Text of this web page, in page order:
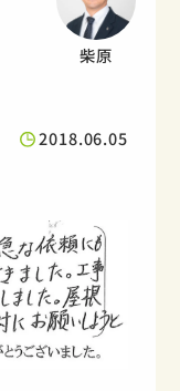
柴原
2018.06.05